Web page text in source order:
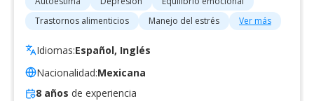
Trastornos alimenticios
Manejo del estrés Ver más
Idiomas:Español, Inglés
Nacionalidad:Mexicana
8 años de experiencia